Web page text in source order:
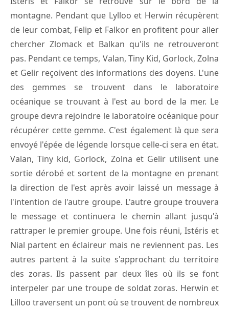
montagne. Pendant que Lylloo et Herwin récupèrent
de leur combat, Felip et Falkor en profitent pour aller
chercher Zlomack et Balkan qu'ils ne retrouveront
pas. Pendant ce temps, Valan, Tiny Kid, Gorlock, Zolna
et Gelir reçoivent des informations des doyens. L'une
des gemmes se trouvent dans le laboratoire
océanique se trouvant à l'est au bord de la mer. Le
groupe devra rejoindre le laboratoire océanique pour
récupérer cette gemme. C'est également là que sera
envoyé l'épée de légende lorsque celle-ci sera en état.
Valan, Tiny kid, Gorlock, Zolna et Gelir utilisent une
sortie dérobé et sortent de la montagne en prenant
la direction de l'est après avoir laissé un message à
l'intention de l'autre groupe. L'autre groupe trouvera
le message et continuera le chemin allant jusqu'à
rattraper le premier groupe. Une fois réuni, Istéris et
Nial partent en éclaireur mais ne reviennent pas. Les
autres partent à la suite s'approchant du territoire
des zoras. Ils passent par deux îles où ils se font
interpeler par une troupe de soldat zoras. Herwin et
Lilloo traversent un pont où se trouvent de nombreux